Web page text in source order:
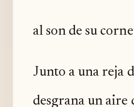
al son de su
Junto a una reja
desgrana un aire